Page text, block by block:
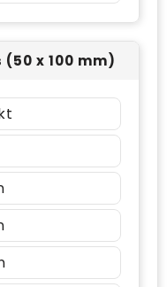
x 100 mm)